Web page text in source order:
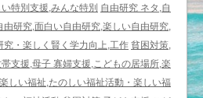
特別支援,みんな特別 自由研究 ネタ,自
研究,面白い自由研究,楽しい自由研究,
究・楽しく賢く学力向上,工作 貧困対策,
支援,母子 寡婦支援,こどもの居場所,楽
しい福祉,たのしい福祉活動・楽しい福